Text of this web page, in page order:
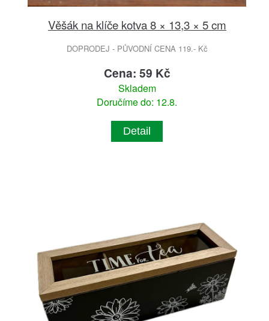
Věšák na klíče kotva 8 × 13,3 × 5 cm
DOPRODEJ - PŮVODNÍ CENA 119.- Kč
Cena: 59 Kč
Skladem
Doručíme do: 12.8.
Detail